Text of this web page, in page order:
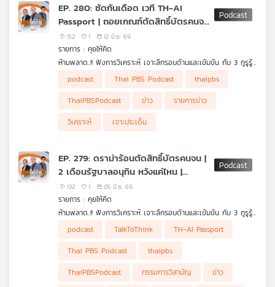
และถูก กมธ. ตรวจสอบหนัก
• DSI แถลงคดี Forex อาจโยง "ป้อม ภาวุธ" แต่ยังไม่ใช่ผู้ต้องหา ไร้
อิทธิพลการเมืองกดดันทำคดี
• กกต. แจง "เอาโพยเข้าสถานที่เลือก สว." ไม่ผิดกฎหมาย !
EP. 280: ซัดกันเดือด เวที TH-AI
Passport | ถอยเกณฑ์ตัดสิทธิ์บัตรคนจน
| อนุทินกับรัฐมนตรี 3 แม่ครัว
152 1 12 มิ.ย. 69
รายการ : คุยให้คิด
ห้ามพลาด..!! ฟังการวิเคราะห์ เจาะลึกรอบด้านและเข้มข้น กับ 3 กูรูรู้
ข่าวร้อน
• หลายโครงการของรัฐบาล สะดุดเท้าตัวเองเดินต่อไม่ได้เพราะอะไร
• "ที่ปรึกษาของรัฐมนตรี" ที่เคยเป็นความหวัง เงียบหายไปไหน ?
• นายกฯ อนุทิน ต้องบริหารดูแล "รัฐมนตรี 3 แม่ครัว" และคนใน
• สังคมตั้งคำถาม "TH-AI Passport" TOR ล็อกสเปก-เอกชนเขียน
TOR ให้หรือเปล่า ?
• "ความโปร่งใสในการจัดซื้อจัดจ้าง" ปัญหาหลักที่รัฐบาลอนุทินต้อง
เจอ !
• "TH-AI Passport" เฟส 2 มาแล้ว ใช้งบ 900 ล้านบาท !
podcast Thai PBS Podcast
thaipbs
ThaiPBSPodcast
ข่าว
รายการข่าว
วิเคราะห์
เจาะประเด็น
EP. 279: ดราม่าร้อนตัดสิทธิ์บัตรคนจน |
2 เดือนรัฐบาลอนุทิน หวังแค่ไหน |
กรรมการวิสามัญเงินกู้ 4 แสนล้าน
132 1 05 มิ.ย. 69
รายการ : คุยให้คิด
ห้ามพลาด..!! ฟังการวิเคราะห์ เจาะลึกรอบด้านและเข้มข้น กับ 3 กูรูรู้
ข่าวร้อน
ไหนต่อ ?
- 2 เดือน "รัฐบาลอนุทิน 2" ประชาชนมีความหวังมากแค่ไหน ?
- ตัดสิทธิ์ "บัตรคนจน" พ่อแม่ที่ลูกใช้สิทธิ์ลดหย่อนภาษี
- สภาตั้ง "กรรมการวิสามัญ" ติดตามการใช้เงินกู้ 4 แสนล้านบาท
- "TH-AI Passport" จำเป็น-คุ้มค่า-โปร่งใสหรือไม่ ?
podcast TalkToThink
TH-AI Passport
Thai PBS Podcast
thaipbs
ThaiPBSPodcast
กรรมการวิสามัญ ข่าว